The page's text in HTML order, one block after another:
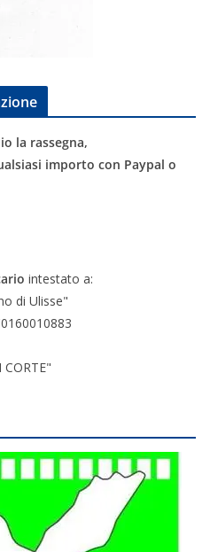
la rassegna,
importo con Paypal o
intestato a:
di Ulisse"